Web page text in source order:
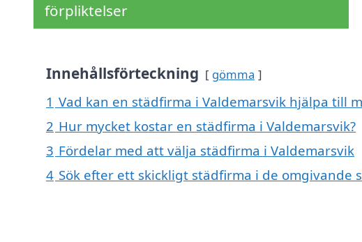
förpliktelser
Innehållsförteckning gömma
1 Vad kan en städfirma i Valdemarsvik hjälpa till
2 Hur mycket kostar en städfirma i Valdemarsvik?
3 Fördelar med att välja städfirma i Valdemarsvik
4 Sök efter ett skickligt städfirma i de omgivande